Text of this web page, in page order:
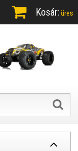
Kosár: üres